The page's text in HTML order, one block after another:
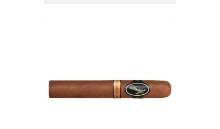
Ringmass: 54
Länge: 14
mittelkräftig bis kräftig